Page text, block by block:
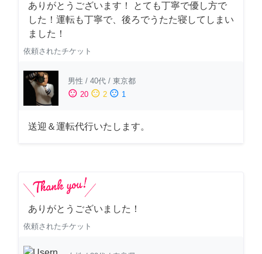
ありがとうございます！ とても丁寧で優し方で
した！運転も丁寧で、後ろでうたた寝してしまい
ました！
依頼されたチケット
男性 / 40代 / 東京都
sentiment_satisfied 20 sentiment_neutral 2 sentiment_dissatisfied 1
送迎＆運転代行いたします。
ありがとうございました！
依頼されたチケット